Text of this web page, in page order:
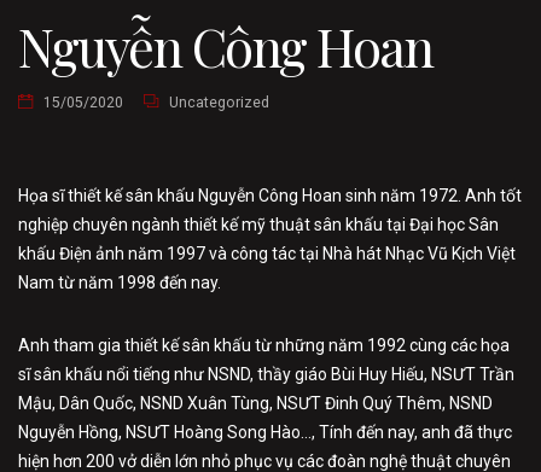
Nguyễn Công Hoan
15/05/2020 Uncategorized
Họa sĩ thiết kế sân khấu Nguyễn Công Hoan sinh năm 1972. Anh tốt
nghiệp chuyên ngành thiết kế mỹ thuật sân khấu tại Đại học Sân
khấu Điện ảnh năm 1997 và công tác tại Nhà hát Nhạc Vũ Kịch Việt
Nam từ năm 1998 đến nay.
Anh tham gia thiết kế sân khấu từ những năm 1992 cùng các họa
sĩ sân khấu nổi tiếng như NSND, thầy giáo Bùi Huy Hiếu, NSƯT Trần
Mậu, Dân Quốc, NSND Xuân Tùng, NSƯT Đinh Quý Thêm, NSND
Nguyễn Hồng, NSƯT Hoàng Song Hào…, Tính đến nay, anh đã thực
hiện hơn 200 vở diễn lớn nhỏ phục vụ các đoàn nghệ thuật chuyên